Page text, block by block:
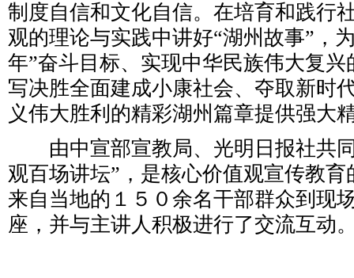
制度自信和文化自信。在培育和践行
观的理论与实践中讲好“湖州故事”，
年”奋斗目标、实现中华民族伟大复
写决胜全面建成小康社会、夺取新时
义伟大胜利的精彩湖州篇章提供强大
由中宣部宣教局、光明日报社共同
观百场讲坛”，是核心价值观宣传教
来自当地的１５０余名干部群众到现
座，并与主讲人积极进行了交流互动